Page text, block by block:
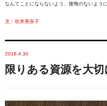
なんてことにならないよう、後悔のないよう
文：吹井美奈子
2018.4.30
限りある資源を大